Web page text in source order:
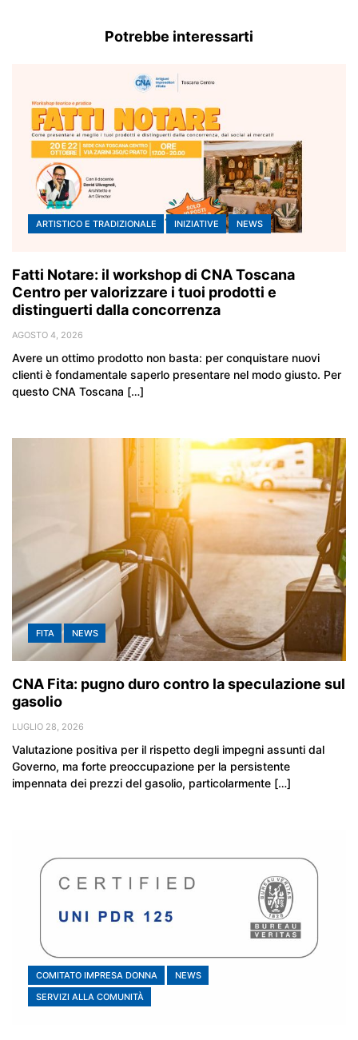
Potrebbe interessarti
ARTISTICO E TRADIZIONALE INIZIATIVE NEWS
Fatti Notare: il workshop di CNA Toscana
Centro per valorizzare i tuoi prodotti e
distinguerti dalla concorrenza
AGOSTO 4, 2026
Avere un ottimo prodotto non basta: per conquistare nuovi
clienti è fondamentale saperlo presentare nel modo giusto. Per
questo CNA Toscana […]
FITA NEWS
CNA Fita: pugno duro contro la speculazione sul
gasolio
LUGLIO 28, 2026
Valutazione positiva per il rispetto degli impegni assunti dal
Governo, ma forte preoccupazione per la persistente
impennata dei prezzi del gasolio, particolarmente […]
COMITATO IMPRESA DONNA
NEWS
SERVIZI ALLA COMUNITÀ